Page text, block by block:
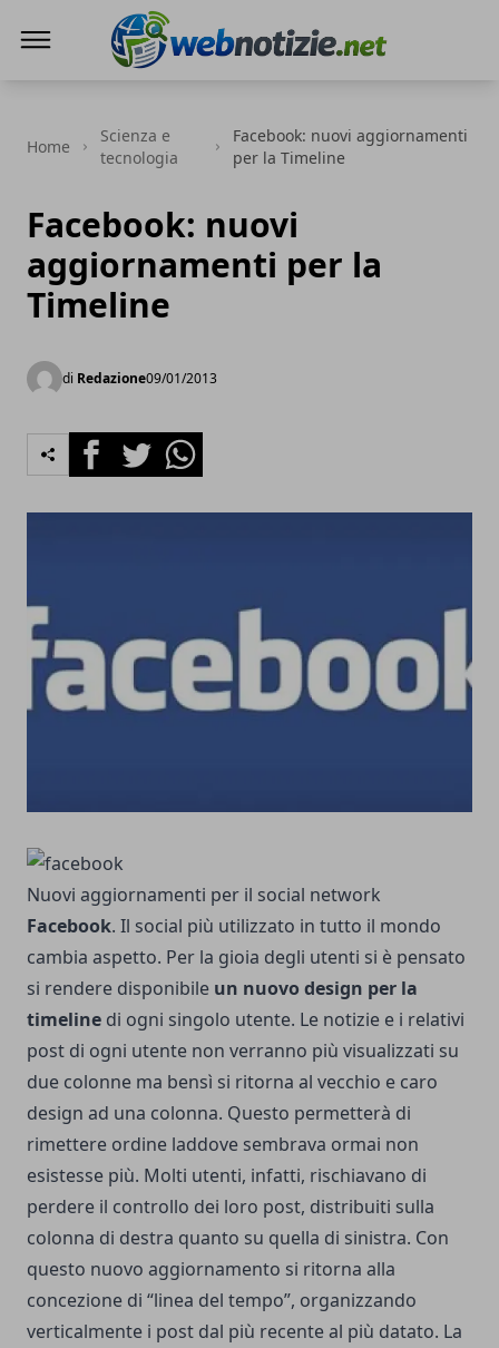
Home
Scienza e
tecnologia
Facebook: nuovi aggiornamenti
per la Timeline
Facebook: nuovi
aggiornamenti per la
Timeline
di Redazione09/01/2013
FacebookTwitterWhatsapp
Nuovi aggiornamenti per il social network
Facebook. Il social più utilizzato in tutto il mondo
cambia aspetto. Per la gioia degli utenti si è pensato
si rendere disponibile un nuovo design per la
timeline di ogni singolo utente. Le notizie e i relativi
post di ogni utente non verranno più visualizzati su
due colonne ma bensì si ritorna al vecchio e caro
design ad una colonna. Questo permetterà di
rimettere ordine laddove sembrava ormai non
esistesse più. Molti utenti, infatti, rischiavano di
perdere il controllo dei loro post, distribuiti sulla
colonna di destra quanto su quella di sinistra. Con
questo nuovo aggiornamento si ritorna alla
concezione di “linea del tempo”, organizzando
verticalmente i post dal più recente al più datato. La